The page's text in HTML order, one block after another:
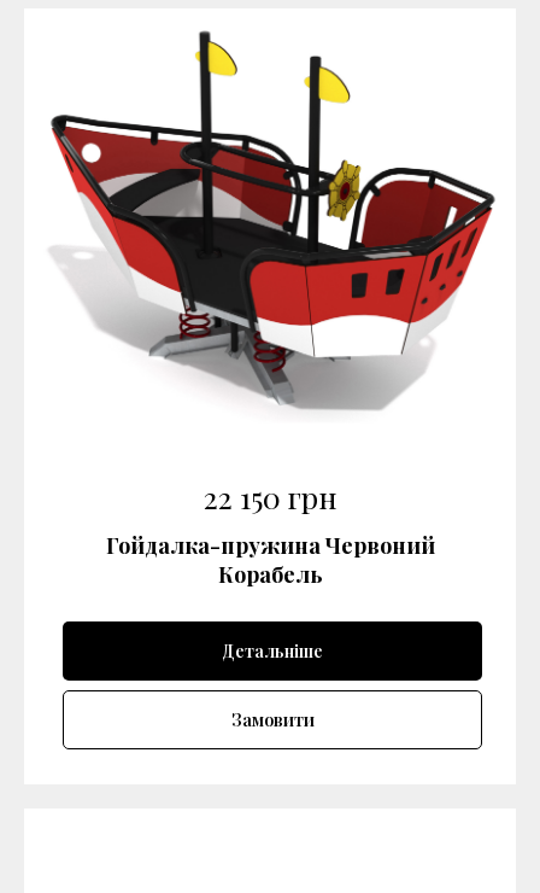
22 150 грн
Гойдалка-пружина Червоний
Корабель
Детальніше
Замовити